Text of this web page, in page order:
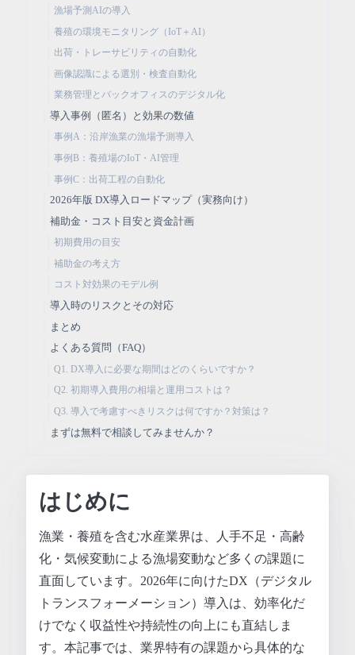
漁場予測AIの導入
養殖の環境モニタリング（IoT＋AI）
出荷・トレーサビリティの自動化
画像認識による選別・検査自動化
業務管理とバックオフィスのデジタル化
導入事例（匿名）と効果の数値
事例A：沿岸漁業の漁場予測導入
事例B：養殖場のIoT・AI管理
事例C：出荷工程の自動化
2026年版 DX導入ロードマップ（実務向け）
補助金・コスト目安と資金計画
初期費用の目安
補助金の考え方
コスト対効果のモデル例
導入時のリスクとその対応
まとめ
よくある質問（FAQ）
Q1. DX導入に必要な期間はどのくらいですか？
Q2. 初期導入費用の相場と運用コストは？
Q3. 導入で考慮すべきリスクは何ですか？対策は？
まずは無料で相談してみませんか？
はじめに
漁業・養殖を含む水産業界は、人手不足・高齢
化・気候変動による漁場変動など多くの課題に
直面しています。2026年に向けたDX（デジタル
トランスフォーメーション）導入は、効率化だ
けでなく収益性や持続性の向上にも直結しま
す。本記事では、業界特有の課題から具体的な